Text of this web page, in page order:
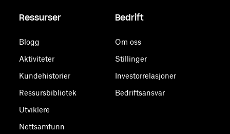
Ressurser
Blogg
Aktiviteter
Kundehistorier
Ressursbibliotek
Utviklere
Nettsamfunn
Bedrift
Om oss
Stillinger
Investorrelasjoner
Bedriftsansvar